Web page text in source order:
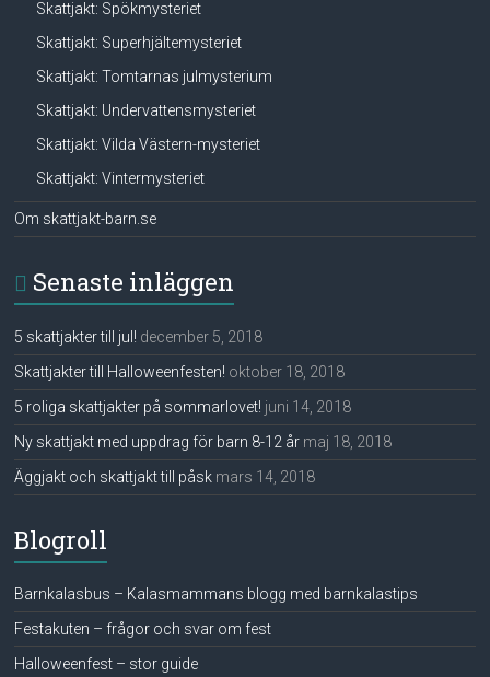
Skattjakt: Spökmysteriet
Skattjakt: Superhjältemysteriet
Skattjakt: Tomtarnas julmysterium
Skattjakt: Undervattensmysteriet
Skattjakt: Vilda Västern-mysteriet
Skattjakt: Vintermysteriet
Om skattjakt-barn.se
Senaste inläggen
5 skattjakter till jul! december 5, 2018
Skattjakter till Halloweenfesten! oktober 18, 2018
5 roliga skattjakter på sommarlovet! juni 14, 2018
Ny skattjakt med uppdrag för barn 8-12 år maj 18, 2018
Äggjakt och skattjakt till påsk mars 14, 2018
Blogroll
Barnkalasbus – Kalasmammans blogg med barnkalastips
Festakuten – frågor och svar om fest
Halloweenfest – stor guide